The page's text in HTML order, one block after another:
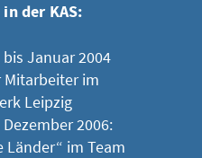
der KAS:
Januar 2004
Mitarbeiter im
Leipzig
2006:
Länder“ im Team